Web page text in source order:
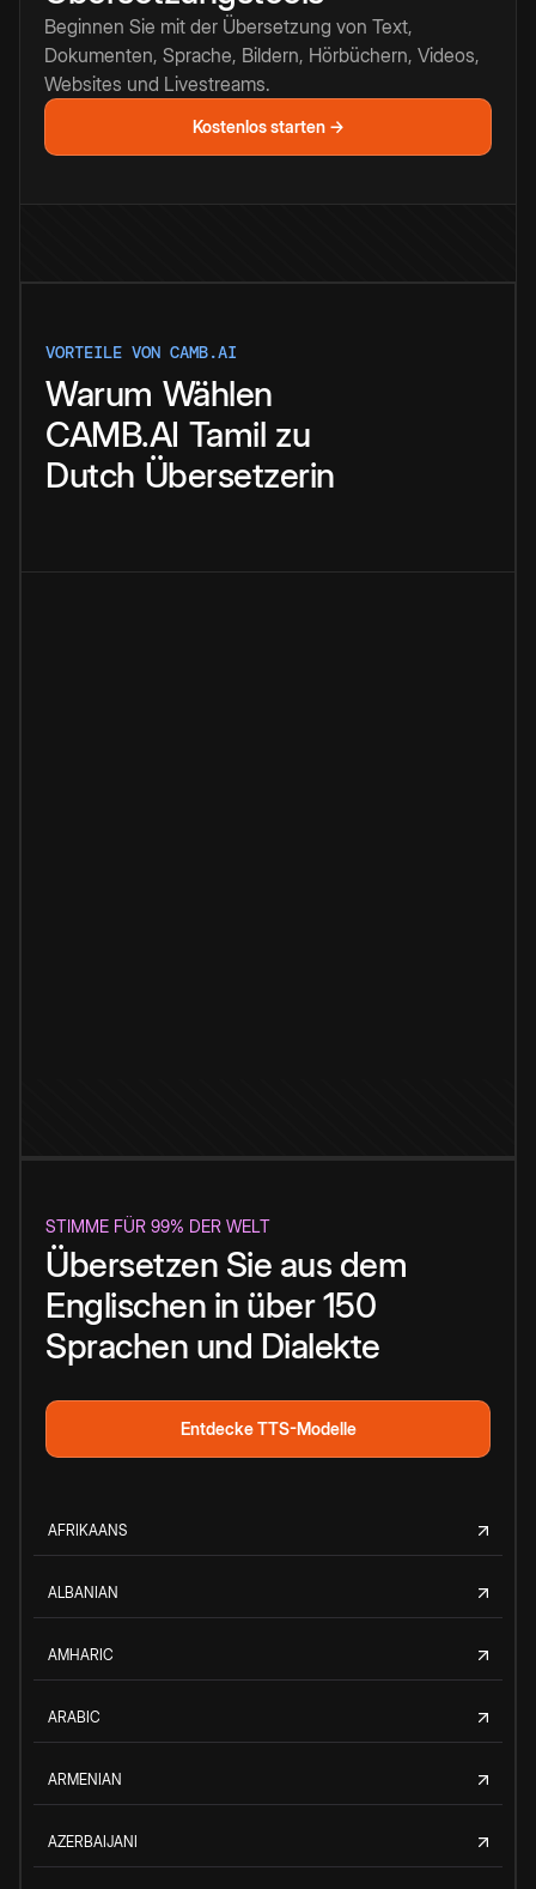
Beginnen Sie mit der Übersetzung von Text,
Dokumenten, Sprache, Bildern, Hörbüchern, Videos,
Websites und Livestreams.
Kostenlos starten →
VORTEILE VON CAMB.AI
Warum Wählen
CAMB.AI Tamil zu
Dutch Übersetzerin
STIMME FÜR 99% DER WELT
Übersetzen Sie aus dem
Englischen in über 150
Sprachen und Dialekte
Entdecke TTS-Modelle
AFRIKAANS
ALBANIAN
AMHARIC
ARABIC
ARMENIAN
AZERBAIJANI